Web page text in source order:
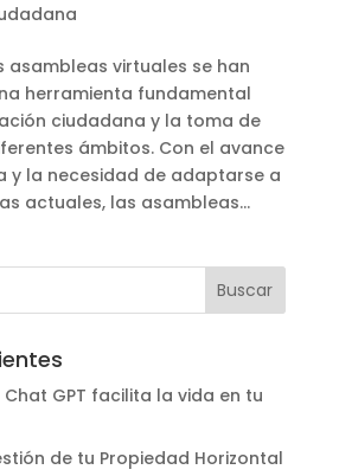
asambleas virtuales se han
herramienta fundamental
ciudadana y la toma de
ámbitos. Con el avance
y la necesidad de adaptarse a
actuales, las asambleas...
GPT facilita la vida en tu
de tu Propiedad Horizontal